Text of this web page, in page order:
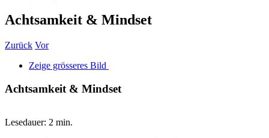
Achtsamkeit & Mindset
Zurück Vor
Zeige grösseres Bild
Achtsamkeit & Mindset
Lesedauer: 2 min.